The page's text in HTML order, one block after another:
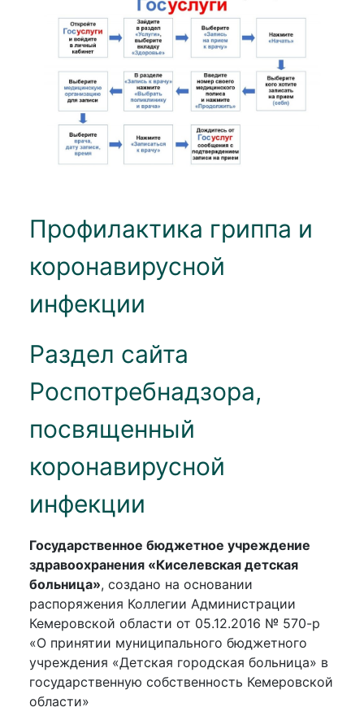
Профилактика гриппа и
коронавирусной
инфекции
Раздел сайта
Роспотребнадзора,
посвященный
коронавирусной
инфекции
Государственное бюджетное учреждение
здравоохранения «Киселевская детская
больница», создано на основании
распоряжения Коллегии Администрации
Кемеровской области от 05.12.2016 № 570-р
«О принятии муниципального бюджетного
учреждения «Детская городская больница» в
государственную собственность Кемеровской
области»